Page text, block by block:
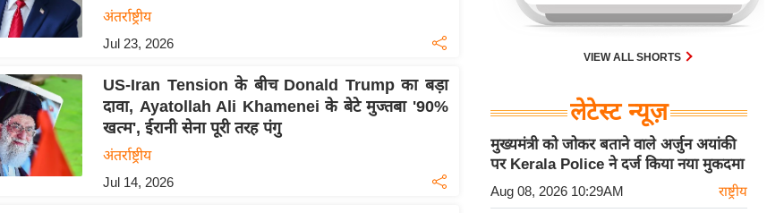
अंतर्राष्ट्रीय
Jul 23, 2026
US-Iran Tension के बीच Donald Trump का बड़ा
दावा, Ayatollah Ali Khamenei के बेटे मुज्तबा '90%
खत्म', ईरानी सेना पूरी तरह पंगु
अंतर्राष्ट्रीय
Jul 14, 2026
VIEW ALL SHORTS
लेटेस्ट न्यूज़
मुख्यमंत्री को जोकर बताने वाले अर्जुन अयांकी
पर Kerala Police ने दर्ज किया नया मुकदमा
Aug 08, 2026 10:29AM राष्ट्रीय